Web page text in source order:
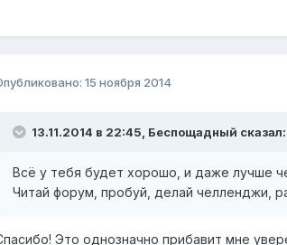
15 ноября 2014
13.11.2014 в 22:45, Беспощадный сказал:
Всё у тебя будет хорошо, и даже лучше
Читай форум, пробуй, делай челленджи,
Это однозначно прибавит мне